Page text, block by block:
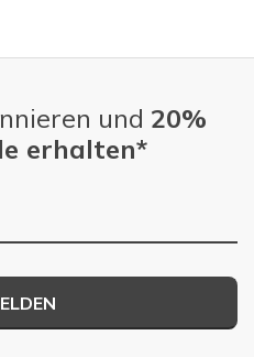
und 20%
erhalten*